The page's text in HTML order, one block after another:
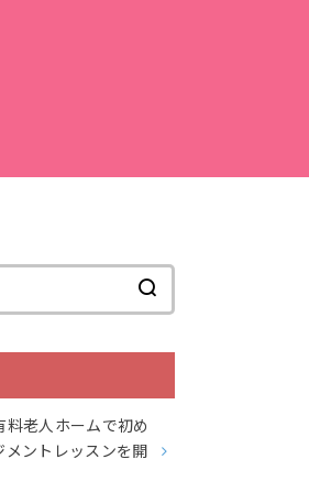
料老人ホームで初め
ントレッスンを開